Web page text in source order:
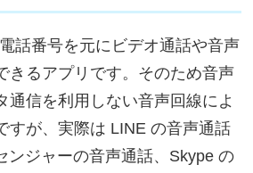
話番号を元にビデオ通話や音声
きるアプリです。そのため音声
通信を利用しない音声回線によ
すが、実際は LINE の音声通話
ンジャーの音声通話、Skype の